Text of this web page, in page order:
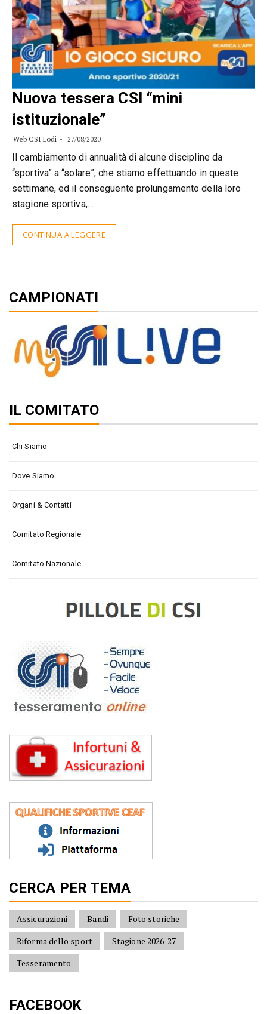
Nuova tessera CSI “mini
istituzionale”
Web CSI Lodi 27/08/2020
Il cambiamento di annualità di alcune discipline da
“sportiva” a “solare”, che stiamo effettuando in queste
settimane, ed il conseguente prolungamento della loro
stagione sportiva,…
CONTINUA A LEGGERE
CAMPIONATI
IL COMITATO
Chi Siamo
Dove Siamo
Organi & Contatti
Comitato Regionale
Comitato Nazionale
CERCA PER TEMA
Assicurazioni Bandi
Foto storiche
Riforma dello sport
Stagione 2026-27
Tesseramento
FACEBOOK